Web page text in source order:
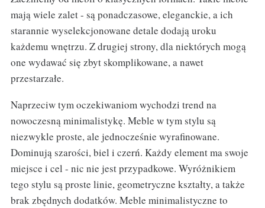
mają wiele zalet - są ponadczasowe, eleganckie, a ich
starannie wyselekcjonowane detale dodają uroku
każdemu wnętrzu. Z drugiej strony, dla niektórych mogą
one wydawać się zbyt skomplikowane, a nawet
przestarzałe.
Naprzeciw tym oczekiwaniom wychodzi trend na
nowoczesną minimalistykę. Meble w tym stylu są
niezwykle proste, ale jednocześnie wyrafinowane.
Dominują szarości, biel i czerń. Każdy element ma swoje
miejsce i cel - nic nie jest przypadkowe. Wyróżnikiem
tego stylu są proste linie, geometryczne kształty, a także
brak zbędnych dodatków. Meble minimalistyczne to